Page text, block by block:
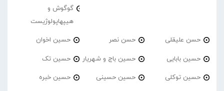
گوگوش و
هیپهاپولوژیست
حسن علیقلی حسن نصر حسین اخوان
حسین بابایی حسین باج و شهریار حسین تک
حسین توکلی حسین حسینی حسین خبره